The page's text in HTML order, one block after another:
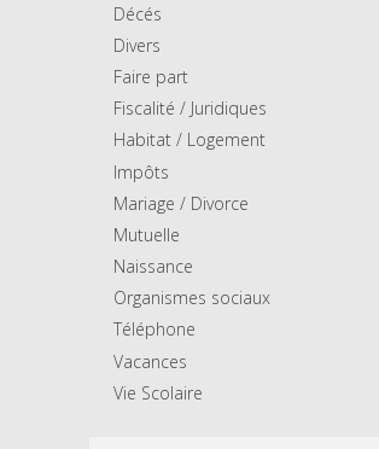
Décés
Divers
Faire part
Fiscalité / Juridiques
Habitat / Logement
Impôts
Mariage / Divorce
Mutuelle
Naissance
Organismes sociaux
Téléphone
Vacances
Vie Scolaire